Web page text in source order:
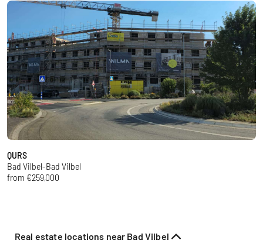
QURS
Bad Vilbel-Bad Vilbel
from €259,000
Real estate locations near Bad Vilbel